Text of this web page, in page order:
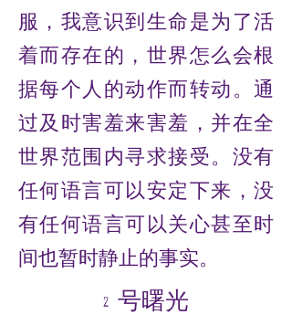
服，我意识到生命是为了活
着而存在的，世界怎么会根
据每个人的动作而转动。通
过及时害羞来害羞，并在全
世界范围内寻求接受。没有
任何语言可以安定下来，没
有任何语言可以关心甚至时
间也暂时静止的事实。
2 号曙光